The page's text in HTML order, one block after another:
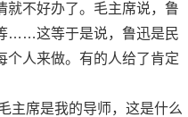
就不好办了。毛主席说，鲁
……这等于是说，鲁迅是民
人来做。有的人给了肯定
主席是我的导师，这是什么